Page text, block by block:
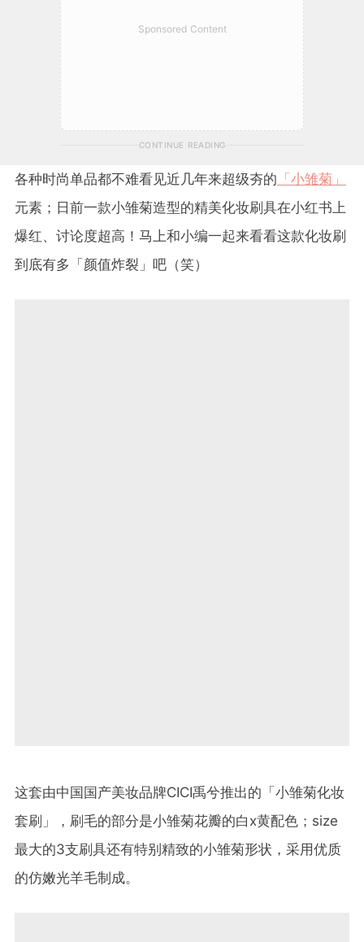
Sponsored Content
CONTINUE READING
各种时尚单品都不难看见近几年来超级夯的 「小雏菊」
元素；日前一款小雏菊造型的精美化妆刷具在小红书上
爆红、讨论度超高！马上和小编一起来看看这款化妆刷
到底有多「颜值炸裂」吧（笑）
这套由中国国产美妆品牌CICI禹兮推出的「小雏菊化妆
套刷」，刷毛的部分是小雏菊花瓣的白x黄配色；size
最大的3支刷具还有特别精致的小雏菊形状，采用优质
的仿嫩光羊毛制成。